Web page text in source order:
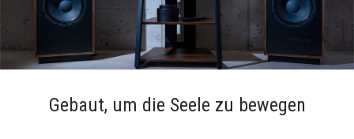
Gebaut, um die Seele zu bewegen